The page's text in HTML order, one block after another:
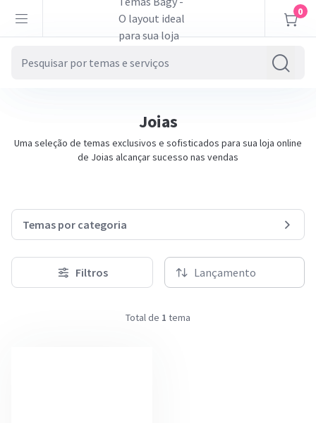
0
Joias
Uma seleção de temas exclusivos e sofisticados para sua loja online
de Joias alcançar sucesso nas vendas
Temas por categoria
Filtros Lançamento
Total de 1 tema